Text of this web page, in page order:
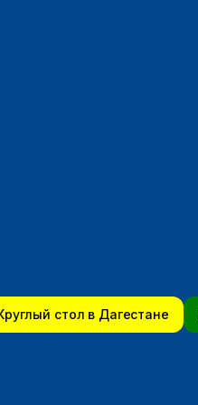
стол в Дагестане